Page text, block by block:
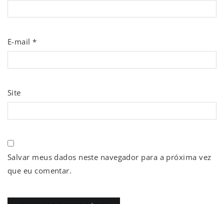
E-mail*
Site
Salvar meus dados neste navegador para a próxima vez
que eu comentar.